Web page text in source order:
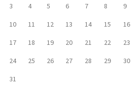
3 4 5 6 7 8 9
10 11 12 13 14 15 16
17 18 19 20 21 22 23
24 25 26 27 28 29 30
31